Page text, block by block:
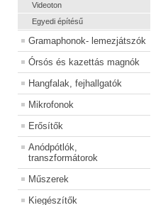
Videoton
Egyedi építésű
Gramaphonok- lemezjátszók
Órsós és kazettás magnók
Hangfalak, fejhallgatók
Mikrofonok
Erősítők
Anódpótlók,
transzformátorok
Műszerek
Kiegészítők